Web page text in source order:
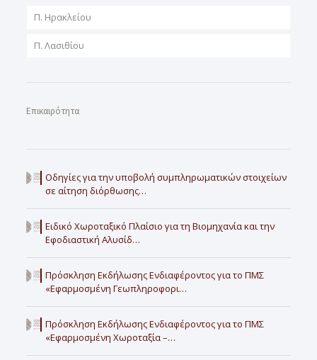
Π. Ηρακλείου
Π. Λασιθίου
Επικαιρότητα
Οδηγίες για την υποβολή συμπληρωματικών στοιχείων
σε αίτηση διόρθωσης…
Ειδικό Χωροταξικό Πλαίσιο για τη Βιομηχανία και την
Εφοδιαστική Αλυσίδ…
Πρόσκληση Εκδήλωσης Ενδιαφέροντος για το ΠΜΣ
«Εφαρμοσμένη Γεωπληροφορι…
Πρόσκληση Εκδήλωσης Ενδιαφέροντος για το ΠΜΣ
«Εφαρμοσμένη Χωροταξία –…